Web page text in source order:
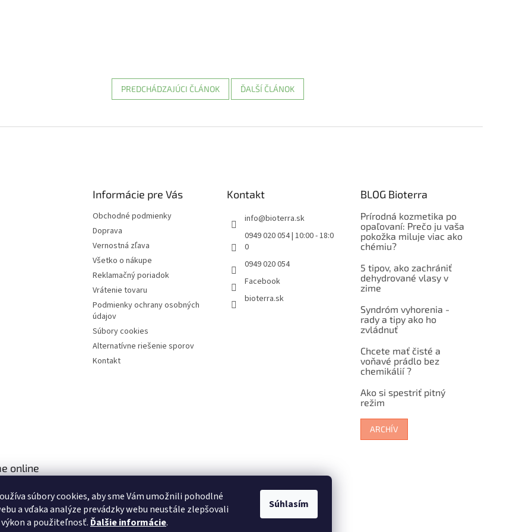
súbory cookies, aby sme Vám umožnili pohodlné
a vďaka analýze prevádzky webu neustále zlepšovali
a použiteľnosť. Ďalšie informácie.
Súhlasím
PREDCHÁDZAJÚCI ČLÁNOK ĎALŠÍ ČLÁNOK
Informácie pre Vás
Obchodné podmienky
Doprava
Vernostná zľava
Všetko o nákupe
Reklamačný poriadok
Vrátenie tovaru
Podmienky ochrany osobných
údajov
Súbory cookies
Alternatívne riešenie sporov
Kontakt
Kontakt
info@bioterra.sk
0949 020 054 | 10:00 - 18:0
0
0949 020 054
Facebook
bioterra.sk
BLOG Bioterra
Prírodná kozmetika po
opaľovaní: Prečo ju vaša
pokožka miluje viac ako
chémiu?
5 tipov, ako zachrániť
dehydrované vlasy v
zime
Syndróm vyhorenia -
rady a tipy ako ho
zvládnuť
Chcete mať čisté a
voňavé prádlo bez
chemikálií ?
Ako si spestriť pitný
režim
ARCHÍV
online